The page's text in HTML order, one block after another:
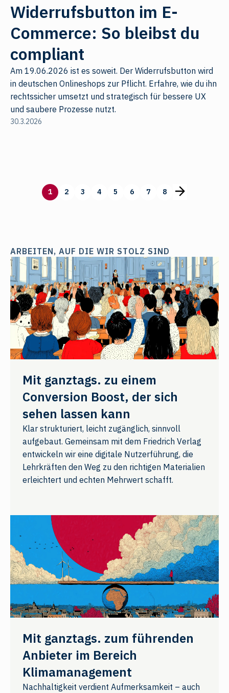
Widerrufsbutton im E-
Commerce: So bleibst du
compliant
Am 19.06.2026 ist es soweit. Der Widerrufsbutton wird
in deutschen Onlineshops zur Pflicht. Erfahre, wie du ihn
rechtssicher umsetzt und strategisch für bessere UX
und saubere Prozesse nutzt.
30.3.2026
1 2 3 4 5 6 7 8
ARBEITEN, AUF DIE WIR STOLZ SIND
Mit ganztags. zu einem
Conversion Boost, der sich
sehen lassen kann
Klar strukturiert, leicht zugänglich, sinnvoll
aufgebaut. Gemeinsam mit dem Friedrich Verlag
entwickeln wir eine digitale Nutzerführung, die
Lehrkräften den Weg zu den richtigen Materialien
erleichtert und echten Mehrwert schafft.
Mit ganztags. zum führenden
Anbieter im Bereich
Klimamanagement
Nachhaltigkeit verdient Aufmerksamkeit – auch